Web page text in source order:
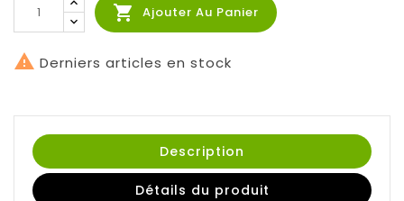
 Ajouter Au Panier
 Derniers articles en stock
Description
Détails du produit